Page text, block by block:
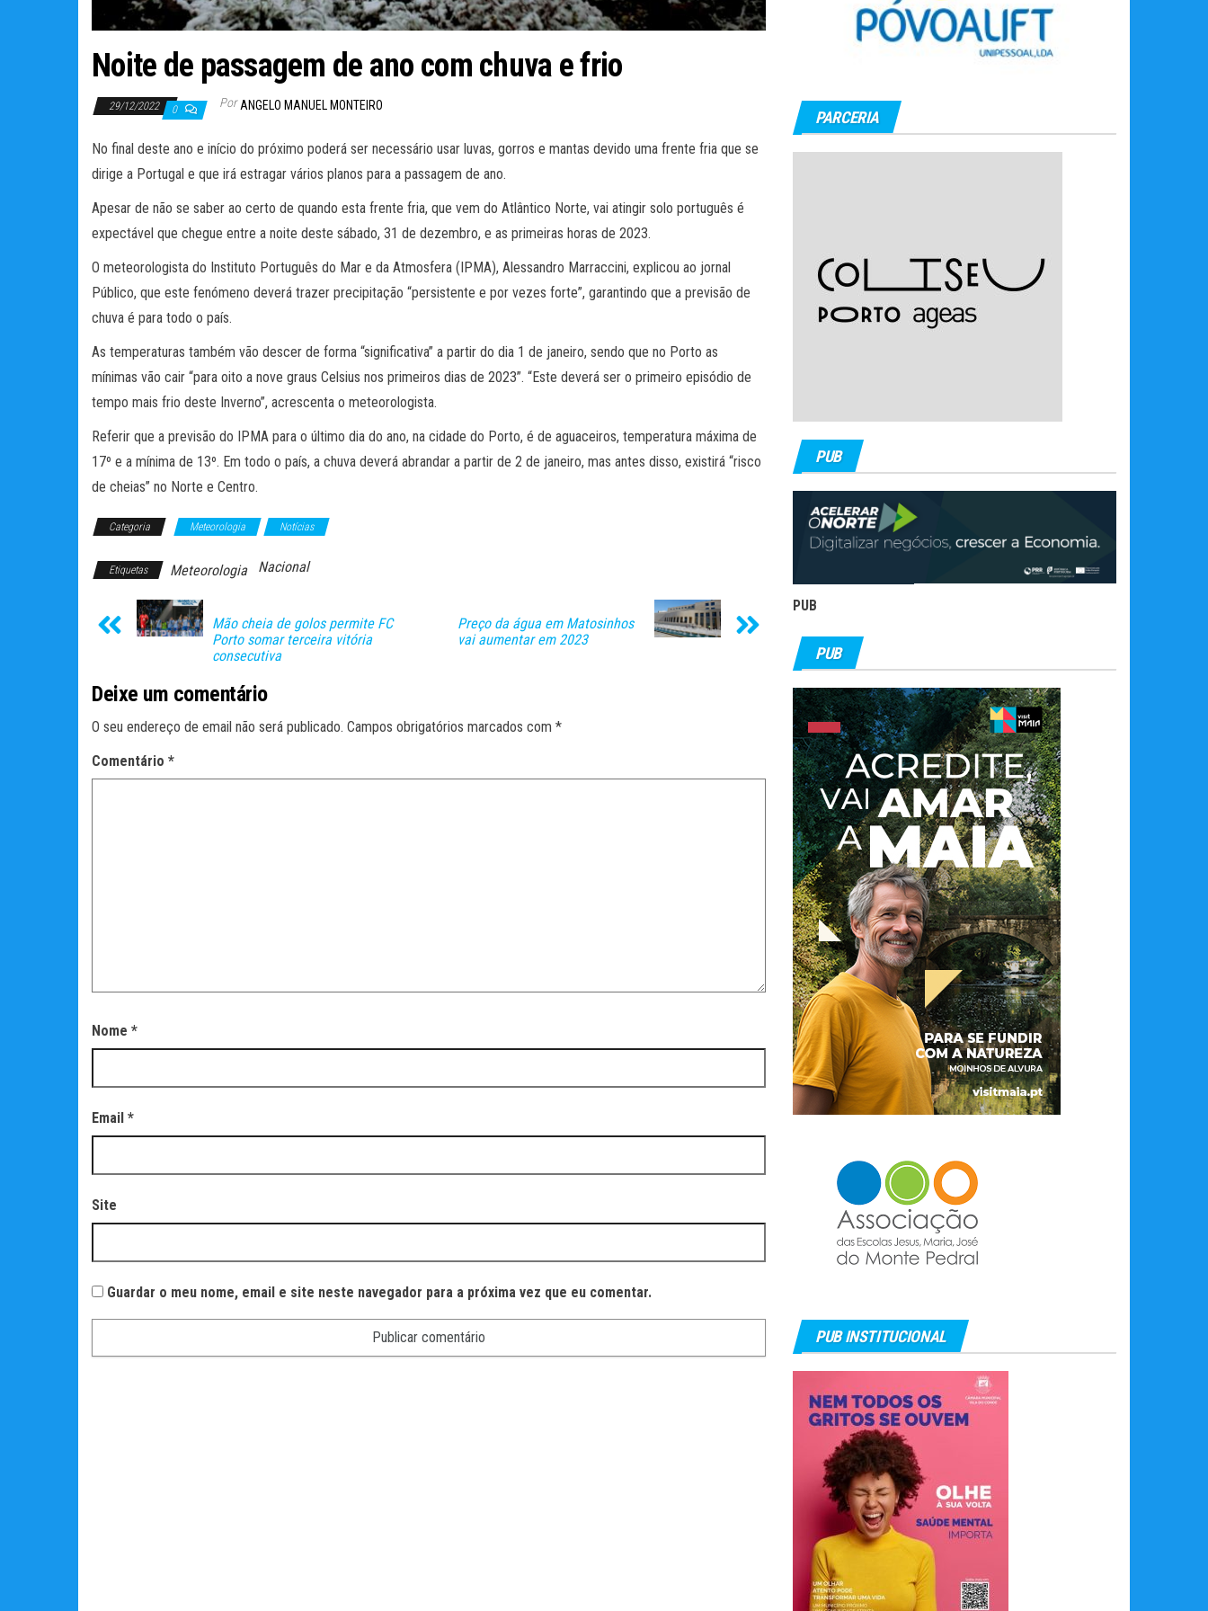
Noite de passagem de ano com chuva e frio
29/12/2022 0 Por ANGELO MANUEL MONTEIRO
No final deste ano e início do próximo poderá ser necessário usar luvas, gorros e mantas devido uma frente fria que se
dirige a Portugal e que irá estragar vários planos para a passagem de ano.
Apesar de não se saber ao certo de quando esta frente fria, que vem do Atlântico Norte, vai atingir solo português é
expectável que chegue entre a noite deste sábado, 31 de dezembro, e as primeiras horas de 2023.
O meteorologista do Instituto Português do Mar e da Atmosfera (IPMA), Alessandro Marraccini, explicou ao jornal
Público, que este fenómeno deverá trazer precipitação “persistente e por vezes forte”, garantindo que a previsão de
chuva é para todo o país.
As temperaturas também vão descer de forma “significativa” a partir do dia 1 de janeiro, sendo que no Porto as
mínimas vão cair “para oito a nove graus Celsius nos primeiros dias de 2023”. “Este deverá ser o primeiro episódio de
tempo mais frio deste Inverno”, acrescenta o meteorologista.
Referir que a previsão do IPMA para o último dia do ano, na cidade do Porto, é de aguaceiros, temperatura máxima de
17º e a mínima de 13º. Em todo o país, a chuva deverá abrandar a partir de 2 de janeiro, mas antes disso, existirá “risco
de cheias” no Norte e Centro.
Categoria Meteorologia Notícias
Etiquetas Meteorologia Nacional
Mão cheia de golos permite FC
Porto somar terceira vitória
consecutiva
Preço da água em Matosinhos
vai aumentar em 2023
Deixe um comentário
O seu endereço de email não será publicado. Campos obrigatórios marcados com *
Comentário *
Nome *
Email *
Site
Guardar o meu nome, email e site neste navegador para a próxima vez que eu comentar.
PARCERIA
PUB
PUB
PUB
PUB INSTITUCIONAL